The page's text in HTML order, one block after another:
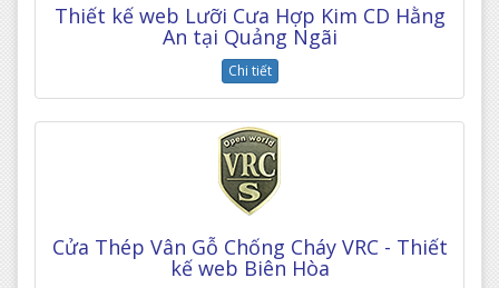
Thiết kế web Lưỡi Cưa Hợp Kim CD Hằng
An tại Quảng Ngãi
Chi tiết
Cửa Thép Vân Gỗ Chống Cháy VRC - Thiết
kế web Biên Hòa